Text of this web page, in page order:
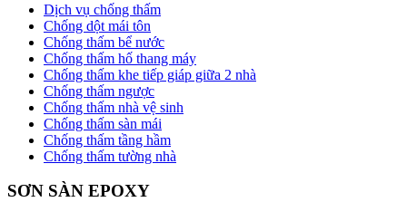
Dịch vụ chống thấm
Chống dột mái tôn
Chống thấm bể nước
Chống thấm hố thang máy
Chống thấm khe tiếp giáp giữa 2 nhà
Chống thấm ngược
Chống thấm nhà vệ sinh
Chống thấm sàn mái
Chống thấm tầng hầm
Chống thấm tường nhà
SƠN SÀN EPOXY